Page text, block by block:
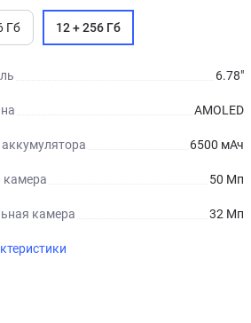
Гб 12 + 256 Гб
6.78"
AMOLED
6500 мАч
камера 50 Мп
камера 32 Мп